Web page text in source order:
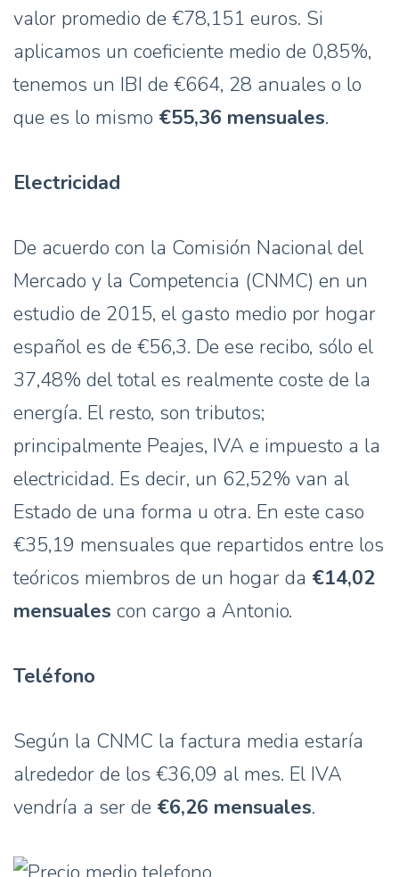
valor promedio de €78,151 euros. Si
aplicamos un coeficiente medio de 0,85%,
tenemos un IBI de €664, 28 anuales o lo
que es lo mismo €55,36 mensuales.
Electricidad
De acuerdo con la Comisión Nacional del
Mercado y la Competencia (CNMC) en un
estudio de 2015, el gasto medio por hogar
español es de €56,3. De ese recibo, sólo el
37,48% del total es realmente coste de la
energía. El resto, son tributos;
principalmente Peajes, IVA e impuesto a la
electricidad. Es decir, un 62,52% van al
Estado de una forma u otra. En este caso
€35,19 mensuales que repartidos entre los
teóricos miembros de un hogar da €14,02
mensuales con cargo a Antonio.
Teléfono
Según la CNMC la factura media estaría
alrededor de los €36,09 al mes. El IVA
vendría a ser de €6,26 mensuales.